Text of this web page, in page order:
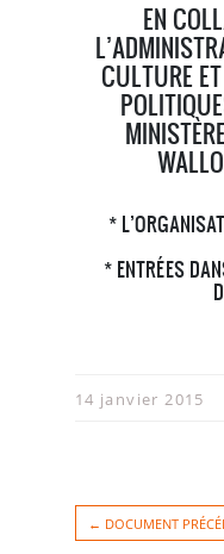
EN
CULTURE
*
* ENTRÉES
14 janvier 2015
← DOCUMENT